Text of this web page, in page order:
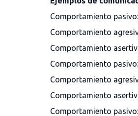
Comportamiento
Comportamiento
Comportamiento
Comportamiento
Comportamiento
Comportamiento
Comportamiento